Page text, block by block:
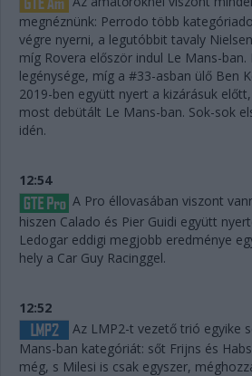
megnéznünk: Perrodo több
végre nyerni, a legutóbbit tavaly
míg Rovera először indul Le Mans-ban.
legénysége, míg a #33-asban ülő Ben
2019-ben együtt nyert a kizárásuk
most debütált Le Mans-ban. Sok-sok
idén.
12:54
A Pro éllovasában viszont
hiszen Calado és Pier Guidi együtt
Ledogar eddigi megjobb eredménye
hely a Car Guy Racinggel.
12:52
Az LMP2-t vezető trió egyike
Mans-ban kategóriát: sőt Frijns és
még, s Milesi is csak egyszer,